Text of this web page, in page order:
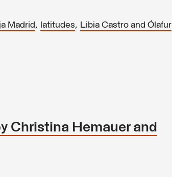
Madrid, latitudes, Libia Castro and Ólafur
Christina Hemauer and